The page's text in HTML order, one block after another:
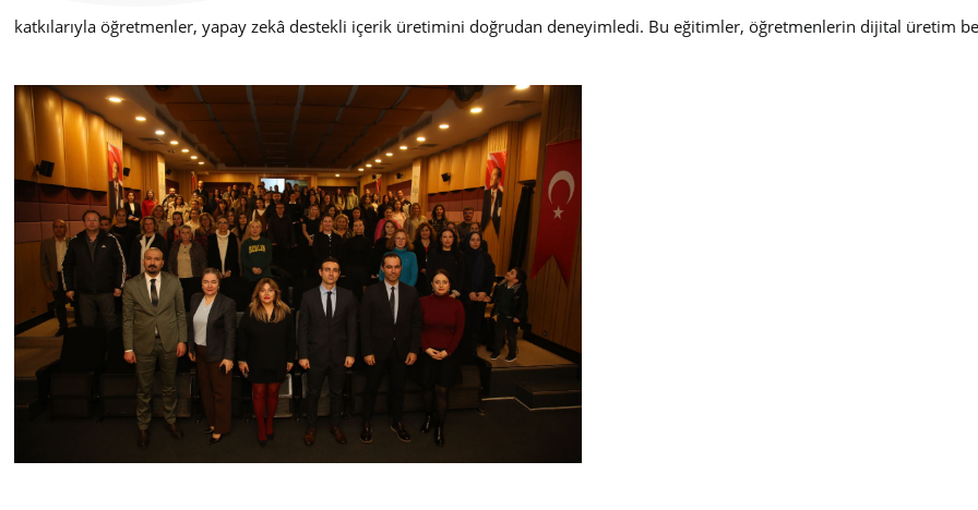
katkılarıyla öğretmenler, yapay zekâ destekli içerik üretimini doğrudan deneyimledi. Bu eğitimler, öğretmenlerin dijital üretim